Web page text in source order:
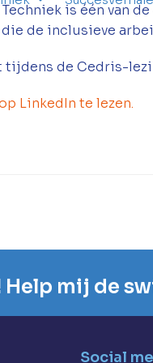
is één van
de inclusieve
tijdens de Cedris-
LinkedIn te lezen.
mij de
Social